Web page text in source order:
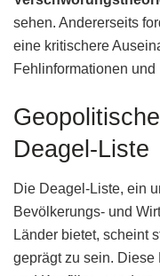
sehen. Andererseits
eine kritischere
Fehlinformationen
Deagel-Liste
Die Deagel-Liste, ein
Bevölkerungs- und
Länder bietet, scheint
geprägt zu sein.